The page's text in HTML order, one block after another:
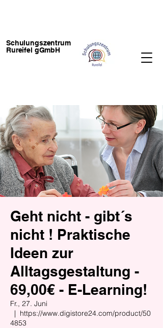
Schulungszentrum
Rureifel gGmbH
Geht nicht - gibt´s
nicht ! Praktische
Ideen zur
Alltagsgestaltung -
69,00€ - E-Learning!
Fr., 27. Juni
  |
https://www.digistore24.com/product/50
4853